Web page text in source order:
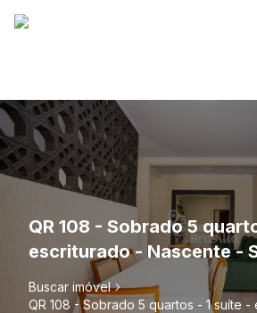
QR 108 - Sobrado 5
escriturado - Nascente -
Buscar imóvel
QR 108 - Sobrado 5 quartos - 1 suíte -